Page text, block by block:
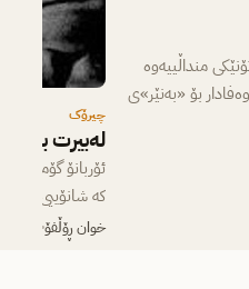
منداڵییەوە
بۆ «بەنێر»ی
چیرۆک
لەبیرت بێت
ئۆربانۆ گۆمێزت
کە شانۆییی
سەردەمی پەتای
خوان ڕۆڵفۆ